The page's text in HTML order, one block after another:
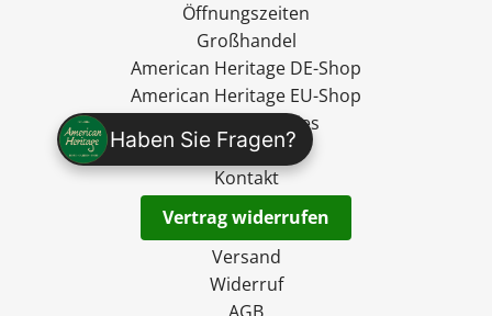
Haben Sie Fragen?
Öffnungszeiten
Großhandel
American Heritage DE-Shop
American Heritage EU-Shop
Ryan's Specialties
madevegan
Kontakt
Vertrag widerrufen
Versand
Widerruf